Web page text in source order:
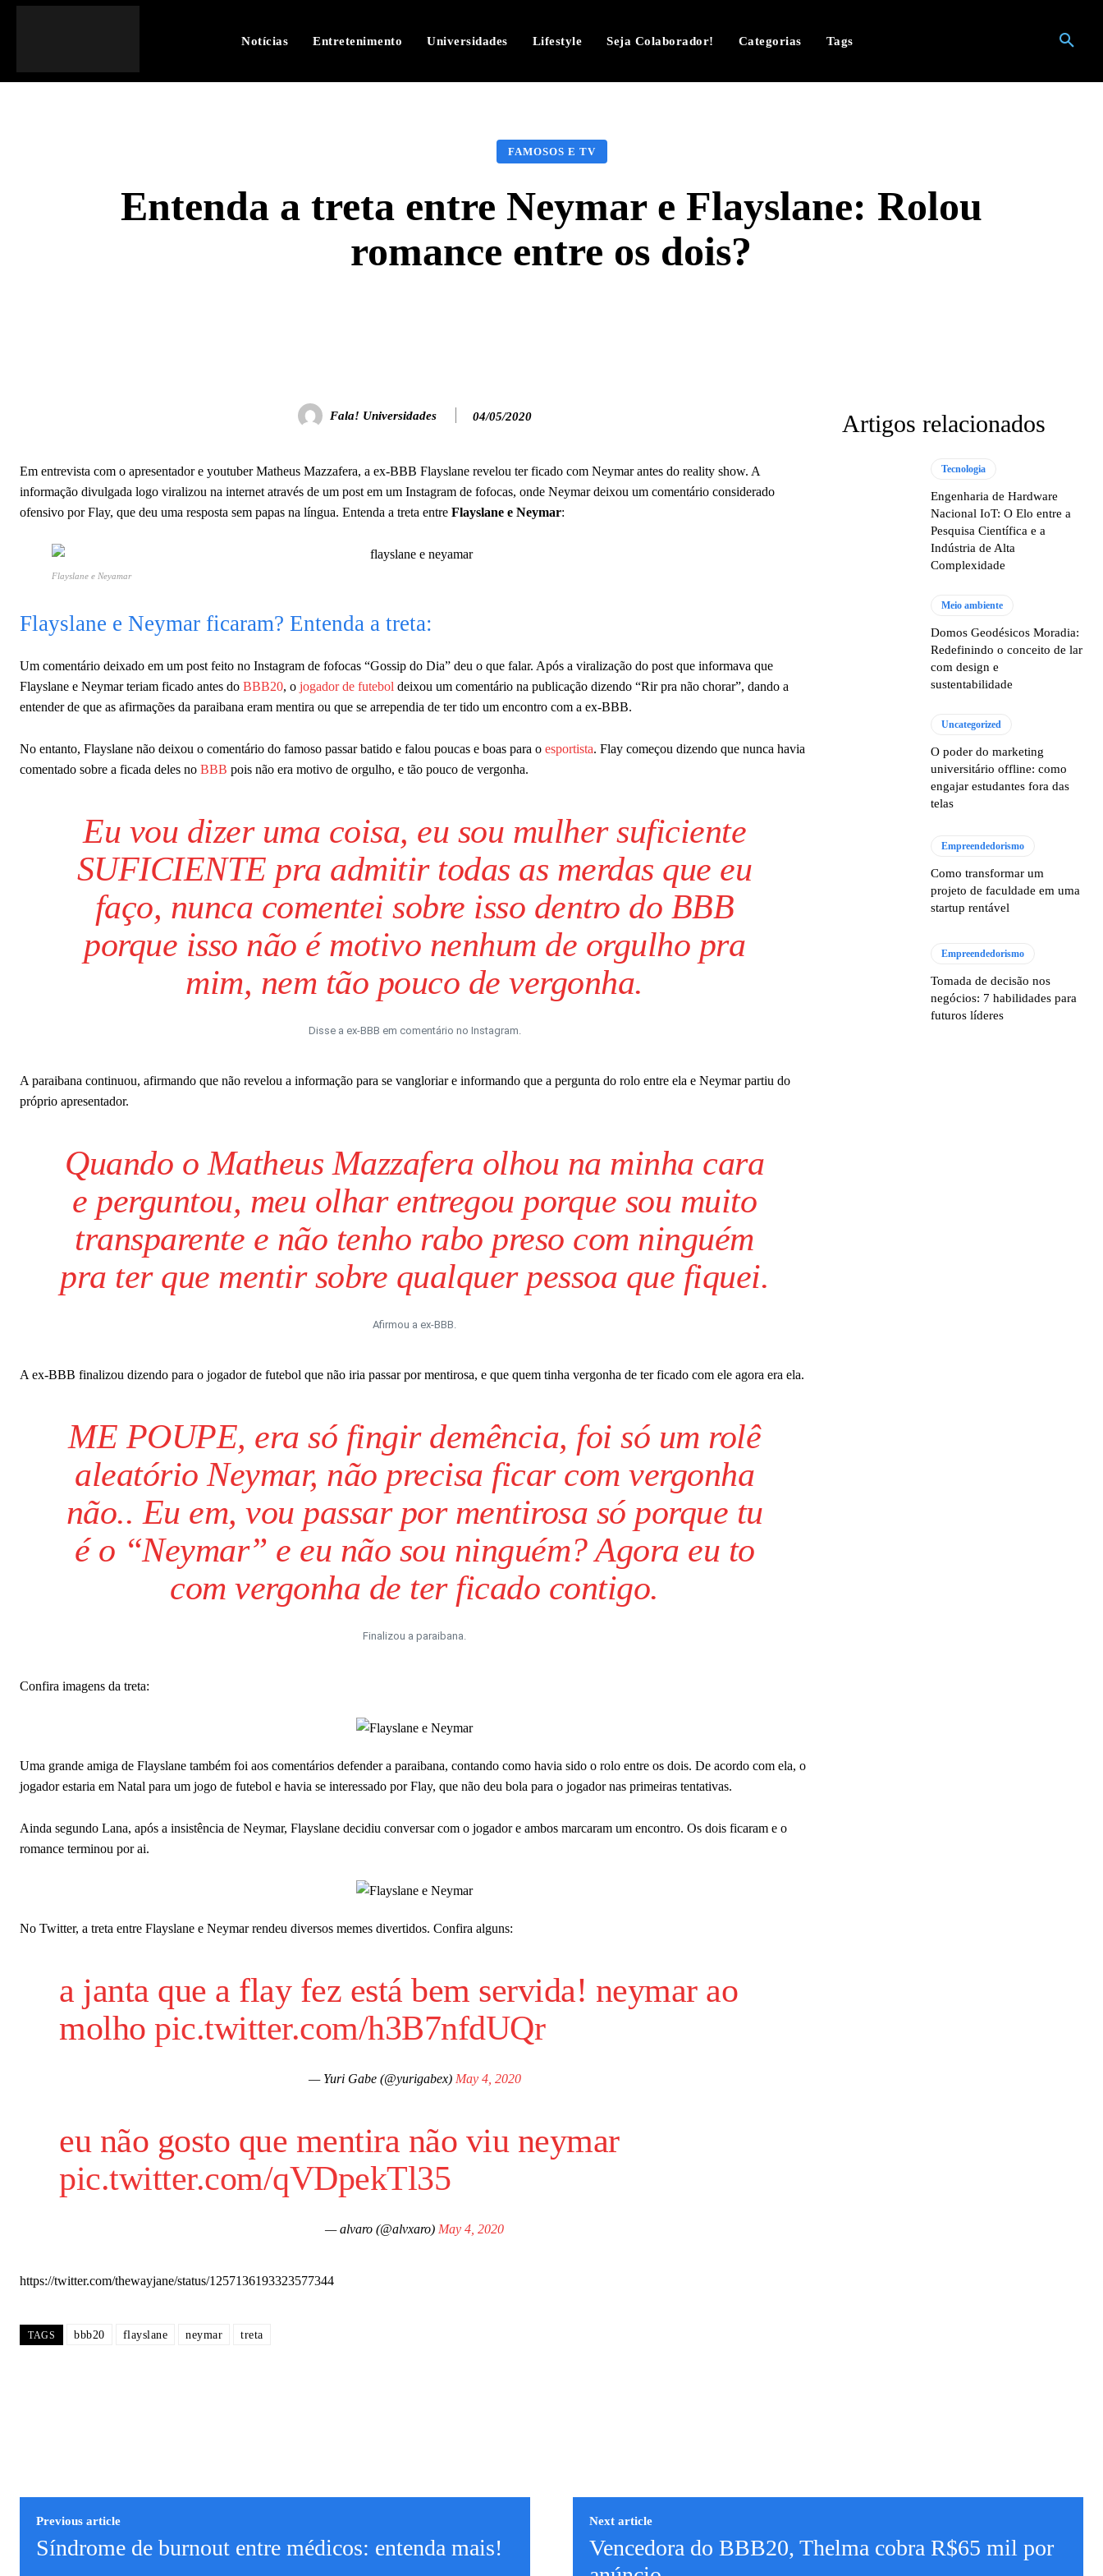
Notícias Entretenimento Universidades Lifestyle Seja Colaborador! Categorias Tags
FAMOSOS E TV
Entenda a treta entre Neymar e Flayslane: Rolou
romance entre os dois?
Fala! Universidades 04/05/2020
Em entrevista com o apresentador e youtuber Matheus Mazzafera, a ex-BBB Flayslane revelou ter ficado com Neymar antes do reality show. A
informação divulgada logo viralizou na internet através de um post em um Instagram de fofocas, onde Neymar deixou um comentário considerado
ofensivo por Flay, que deu uma resposta sem papas na língua. Entenda a treta entre Flayslane e Neymar:
Flayslane e Neyamar
Flayslane e Neymar ficaram? Entenda a treta:
Um comentário deixado em um post feito no Instagram de fofocas “Gossip do Dia” deu o que falar. Após a viralização do post que informava que
Flayslane e Neymar teriam ficado antes do BBB20, o jogador de futebol deixou um comentário na publicação dizendo “Rir pra não chorar”, dando a
entender de que as afirmações da paraibana eram mentira ou que se arrependia de ter tido um encontro com a ex-BBB.
No entanto, Flayslane não deixou o comentário do famoso passar batido e falou poucas e boas para o esportista. Flay começou dizendo que nunca havia
comentado sobre a ficada deles no BBB pois não era motivo de orgulho, e tão pouco de vergonha.
Eu vou dizer uma coisa, eu sou mulher suficiente
SUFICIENTE pra admitir todas as merdas que eu
faço, nunca comentei sobre isso dentro do BBB
porque isso não é motivo nenhum de orgulho pra
mim, nem tão pouco de vergonha.
Disse a ex-BBB em comentário no Instagram.
A paraibana continuou, afirmando que não revelou a informação para se vangloriar e informando que a pergunta do rolo entre ela e Neymar partiu do
próprio apresentador.
Quando o Matheus Mazzafera olhou na minha cara
e perguntou, meu olhar entregou porque sou muito
transparente e não tenho rabo preso com ninguém
pra ter que mentir sobre qualquer pessoa que fiquei.
Afirmou a ex-BBB.
A ex-BBB finalizou dizendo para o jogador de futebol que não iria passar por mentirosa, e que quem tinha vergonha de ter ficado com ele agora era ela.
ME POUPE, era só fingir demência, foi só um rolê
aleatório Neymar, não precisa ficar com vergonha
não.. Eu em, vou passar por mentirosa só porque tu
é o “Neymar” e eu não sou ninguém? Agora eu to
com vergonha de ter ficado contigo.
Finalizou a paraibana.
Confira imagens da treta:
Uma grande amiga de Flayslane também foi aos comentários defender a paraibana, contando como havia sido o rolo entre os dois. De acordo com ela, o
jogador estaria em Natal para um jogo de futebol e havia se interessado por Flay, que não deu bola para o jogador nas primeiras tentativas.
Ainda segundo Lana, após a insistência de Neymar, Flayslane decidiu conversar com o jogador e ambos marcaram um encontro. Os dois ficaram e o
romance terminou por ai.
No Twitter, a treta entre Flayslane e Neymar rendeu diversos memes divertidos. Confira alguns:
a janta que a flay fez está bem servida! neymar ao
molho pic.twitter.com/h3B7nfdUQr
— Yuri Gabe (@yurigabex) May 4, 2020
eu não gosto que mentira não viu neymar
pic.twitter.com/qVDpekTl35
— alvaro (@alvxaro) May 4, 2020
https://twitter.com/thewayjane/status/1257136193323577344
TAGS bbb20 flayslane neymar treta
Artigos relacionados
Tecnologia
Engenharia de Hardware
Nacional IoT: O Elo entre a
Pesquisa Científica e a
Indústria de Alta
Complexidade
Meio ambiente
Domos Geodésicos Moradia:
Redefinindo o conceito de lar
com design e
sustentabilidade
Uncategorized
O poder do marketing
universitário offline: como
engajar estudantes fora das
telas
Empreendedorismo
Como transformar um
projeto de faculdade em uma
startup rentável
Empreendedorismo
Tomada de decisão nos
negócios: 7 habilidades para
futuros líderes
Previous article
Síndrome de burnout entre médicos: entenda mais!
Next article
Vencedora do BBB20, Thelma cobra R$65 mil por